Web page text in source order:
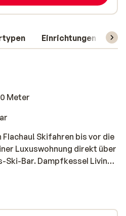
Einrichtungen
Meter
Flachau! Skifahren bis vor die
Luxuswohnung direkt über
Ski-Bar. Dampfkessel Living
direkt an der Piste, nur 100
Reisende, die direkt an der
Après-Ski wohnen wollen,